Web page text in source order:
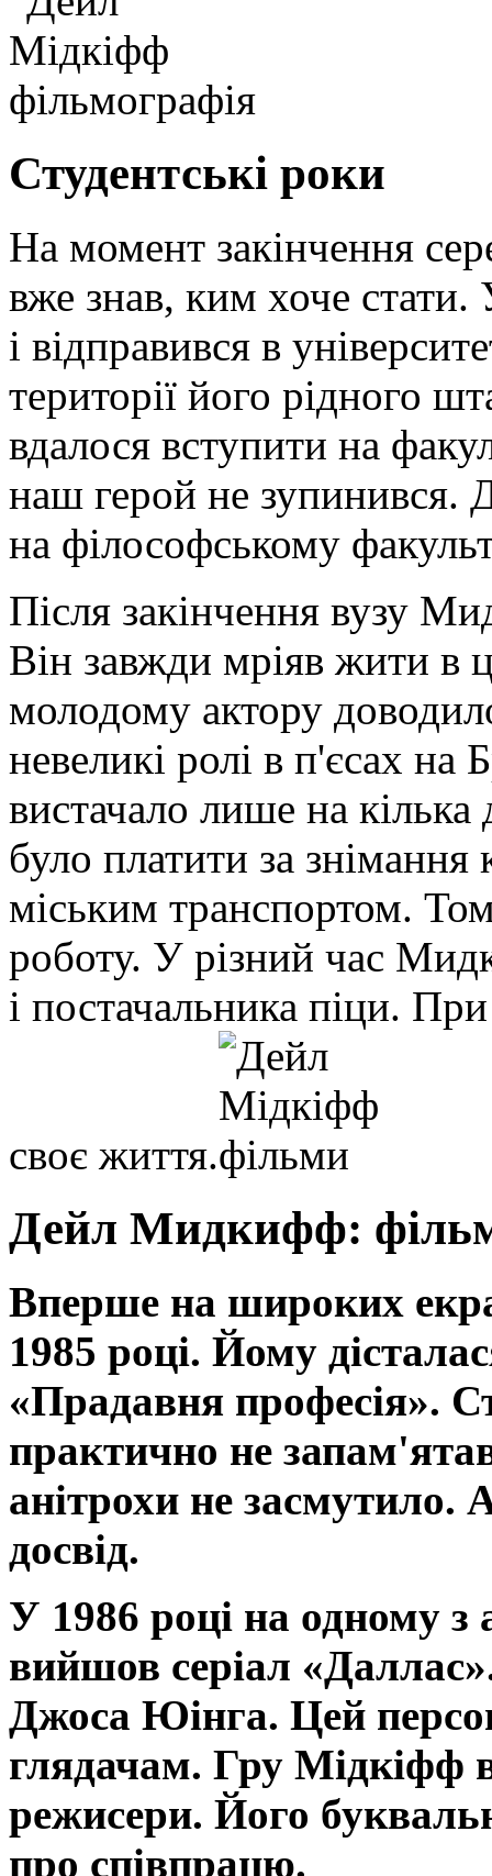
Студентські роки
На момент закінчення
вже знав, ким хоче стати.
і відправився в
території його рідного
вдалося вступити на
наш герой не зупинився.
на філософському
Після закінчення вузу
Він завжди мріяв жити в
молодому актору
невеликі ролі в п'єсах
вистачало лише на
було платити за знімання
міським транспортом.
роботу. У різний час
і постачальника піци.
своє життя.
Дейл Мидкифф:
Вперше на широких
1985 році. Йому
«Прадавня професія».
практично не
анітрохи не засмутило.
досвід.
У 1986 році на одному з
вийшов серіал
Джоса Юінга. Цей
глядачам. Гру Мідкіфф
режисери. Його
про співпрацю.